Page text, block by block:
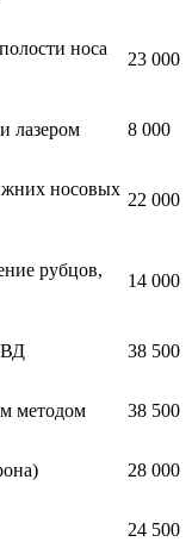
носа
23 000
лазером 8 000
носовых
22 000
рубцов,
14 000
38 500
методом 38 500
28 000
24 500